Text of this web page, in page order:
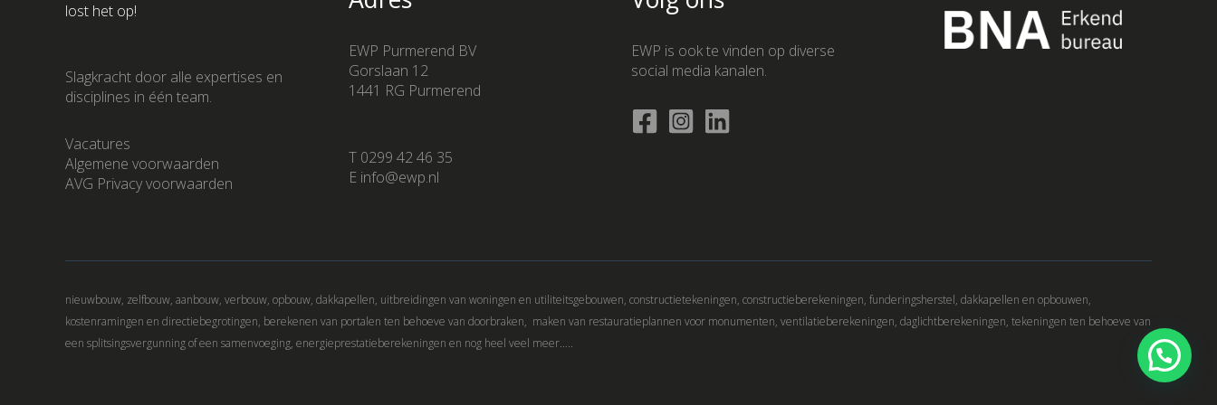
lost het op!
Slagkracht door alle expertises en
disciplines in één team.
Vacatures
Algemene voorwaarden
AVG Privacy voorwaarden
EWP Purmerend BV
Gorslaan 12
1441 RG Purmerend
T 0299 42 46 35
E info@ewp.nl
EWP is ook te vinden op diverse
social media kanalen.
nieuwbouw, zelfbouw, aanbouw, verbouw, opbouw, dakkapellen, uitbreidingen van woningen en utiliteitsgebouwen, constructietekeningen, constructieberekeningen, funderingsherstel, dakkapellen en opbouwen,
kostenramingen en directiebegrotingen, berekenen van portalen ten behoeve van doorbraken, maken van restauratieplannen voor monumenten, ventilatieberekeningen, daglichtberekeningen, tekeningen ten behoeve van
een splitsingsvergunning of een samenvoeging, energieprestatieberekeningen en nog heel veel meer…..